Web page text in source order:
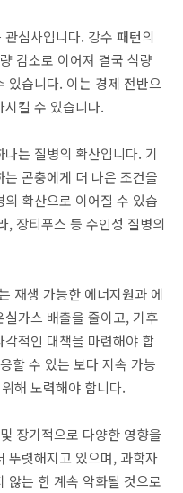
심사입니다. 강수 패턴의
감소로 이어져 결국 식량
있습니다. 이는 경제 전반으
킬 수 있습니다.
는 질병의 확산입니다. 기
곤충에게 더 나은 조건을
확산으로 이어질 수 있습
, 장티푸스 등 수인성 질병의
재생 가능한 에너지원과 에
가스 배출을 줄이고, 기후
적인 대책을 마련해야 합
할 수 있는 보다 지속 가능
해 노력해야 합니다.
장기적으로 다양한 영향을
뚜렷해지고 있으며, 과학자
않는 한 계속 악화될 것으로